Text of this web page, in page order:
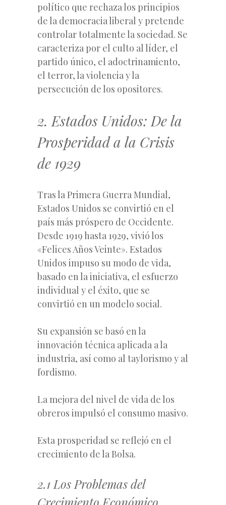
político que rechaza los principios
de la democracia liberal y pretende
controlar totalmente la sociedad. Se
caracteriza por el culto al líder, el
partido único, el adoctrinamiento,
el terror, la violencia y la
persecución de los opositores.
2. Estados Unidos: De la
Prosperidad a la Crisis
de 1929
Tras la Primera Guerra Mundial,
Estados Unidos se convirtió en el
país más próspero de Occidente.
Desde 1919 hasta 1929, vivió los
«Felices Años Veinte». Estados
Unidos impuso su modo de vida,
basado en la iniciativa, el esfuerzo
individual y el éxito, que se
convirtió en un modelo social.
Su expansión se basó en la
innovación técnica aplicada a la
industria, así como al taylorismo y al
fordismo.
La mejora del nivel de vida de los
obreros impulsó el consumo masivo.
Esta prosperidad se reflejó en el
crecimiento de la Bolsa.
2.1 Los Problemas del